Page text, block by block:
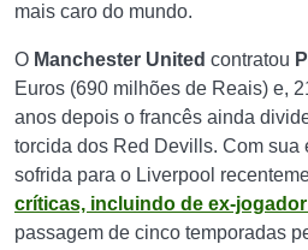
mais caro do mundo.
O Manchester United contratou
Euros (690 milhões de Reais) e,
anos depois o francês ainda
torcida dos Red Devills. Com sua
sofrida para o Liverpool
críticas, incluindo de ex-
passagem de cinco temporadas